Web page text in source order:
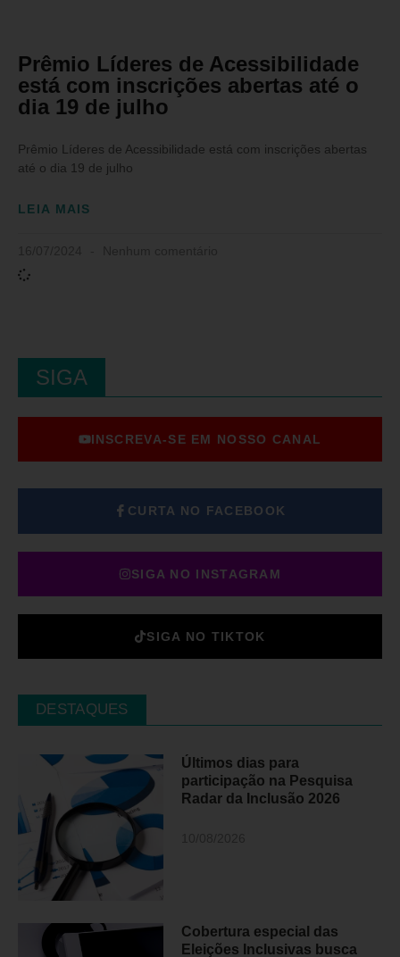
Prêmio Líderes de Acessibilidade
está com inscrições abertas até o
dia 19 de julho
Prêmio Líderes de Acessibilidade está com inscrições abertas
até o dia 19 de julho
LEIA MAIS
SIGA
INSCREVA-SE EM NOSSO CANAL
CURTA NO FACEBOOK
SIGA NO INSTAGRAM
SIGA NO TIKTOK
DESTAQUES
Últimos dias para
participação na Pesquisa
Radar da Inclusão 2026
Cobertura especial das
Eleições Inclusivas busca